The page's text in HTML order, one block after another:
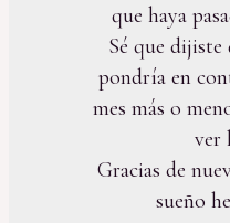
que haya
Sé que
pondría en
mes más o
ver
Gracias de
sueño